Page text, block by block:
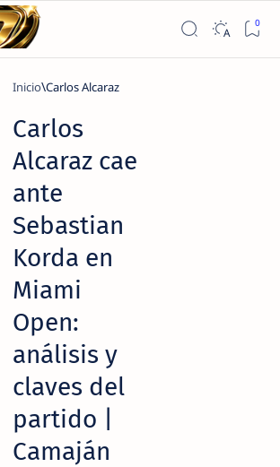
Inicio Carlos Alcaraz
Carlos
Alcaraz cae
ante
Sebastian
Korda en
Miami
Open:
análisis y
claves del
partido |
Camaján